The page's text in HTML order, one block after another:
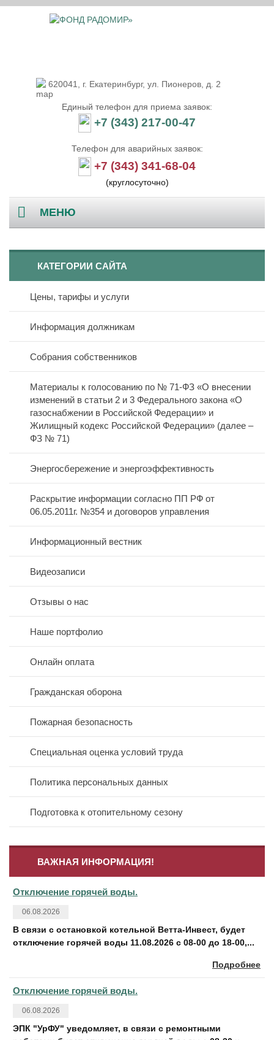
620041, г. Екатеринбург, ул. Пионеров, д. 2
Единый телефон для приема заявок:
+7 (343) 217-00-47
Телефон для аварийных заявок:
+7 (343) 341-68-04
(круглосуточно)
МЕНЮ
Режим работы
Схема проезда
Лицензия
Дислокация по участкам
Вакансии
Открытые конкурсы
Политика персональных данных
Полезная информация
Договоры управления
Новости
Контакты
КАТЕГОРИИ САЙТА
Цены, тарифы и услуги
Информация должникам
Собрания собственников
Материалы к голосованию по № 71-ФЗ «О внесении
изменений в статьи 2 и 3 Федерального закона «О
газоснабжении в Российской Федерации» и
Жилищный кодекс Российской Федерации» (далее –
ФЗ № 71)
Энергосбережение и энергоэффективность
Раскрытие информации согласно ПП РФ от
06.05.2011г. №354 и договоров управления
Информационный вестник
Видеозаписи
Отзывы о нас
Наше портфолио
Онлайн оплата
Гражданская оборона
Пожарная безопасность
Специальная оценка условий труда
Политика персональных данных
Подготовка к отопительному сезону
ВАЖНАЯ ИНФОРМАЦИЯ!
Отключение горячей воды.
06.08.2026
В связи с остановкой котельной Ветта-Инвест, будет
отключение горячей воды 11.08.2026 с 08-00 до 18-00,...
Подробнее
Отключение горячей воды.
06.08.2026
ЭПК "УрФУ" уведомляет, в связи с ремонтными